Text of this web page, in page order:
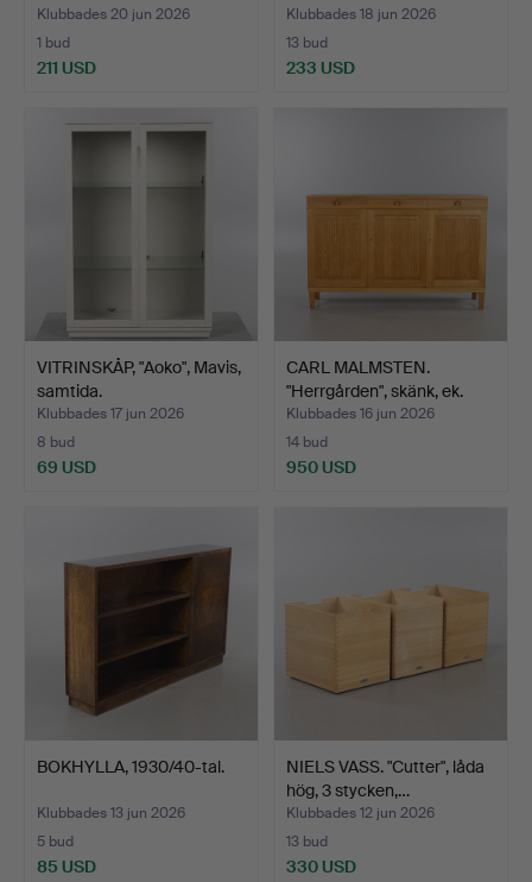
Klubbades 20 jun 2026
1 bud
211 USD
högtalar…
Klubbades 18 jun 2026
13 bud
233 USD
VITRINSKÅP, "Aoko", Mavis,
samtida.
Klubbades 17 jun 2026
8 bud
69 USD
CARL MALMSTEN.
"Herrgården", skänk, ek.
Klubbades 16 jun 2026
14 bud
950 USD
BOKHYLLA, 1930/40-tal.
Klubbades 13 jun 2026
5 bud
85 USD
NIELS VASS. "Cutter", låda
hög, 3 stycken,…
Klubbades 12 jun 2026
13 bud
330 USD